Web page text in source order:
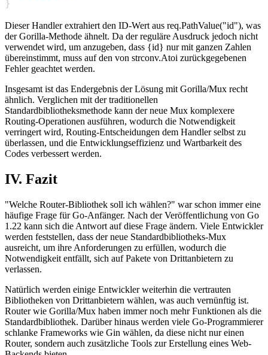
}
Dieser Handler extrahiert den ID-Wert aus req.PathValue("id"), was
der Gorilla-Methode ähnelt. Da der reguläre Ausdruck jedoch nicht
verwendet wird, um anzugeben, dass {id} nur mit ganzen Zahlen
übereinstimmt, muss auf den von strconv.Atoi zurückgegebenen
Fehler geachtet werden.
Insgesamt ist das Endergebnis der Lösung mit Gorilla/Mux recht
ähnlich. Verglichen mit der traditionellen
Standardbibliotheksmethode kann der neue Mux komplexere
Routing-Operationen ausführen, wodurch die Notwendigkeit
verringert wird, Routing-Entscheidungen dem Handler selbst zu
überlassen, und die Entwicklungseffizienz und Wartbarkeit des
Codes verbessert werden.
IV. Fazit
"Welche Router-Bibliothek soll ich wählen?" war schon immer eine
häufige Frage für Go-Anfänger. Nach der Veröffentlichung von Go
1.22 kann sich die Antwort auf diese Frage ändern. Viele Entwickler
werden feststellen, dass der neue Standardbibliotheks-Mux
ausreicht, um ihre Anforderungen zu erfüllen, wodurch die
Notwendigkeit entfällt, sich auf Pakete von Drittanbietern zu
verlassen.
Natürlich werden einige Entwickler weiterhin die vertrauten
Bibliotheken von Drittanbietern wählen, was auch vernünftig ist.
Router wie Gorilla/Mux haben immer noch mehr Funktionen als die
Standardbibliothek. Darüber hinaus werden viele Go-Programmierer
schlanke Frameworks wie Gin wählen, da diese nicht nur einen
Router, sondern auch zusätzliche Tools zur Erstellung eines Web-